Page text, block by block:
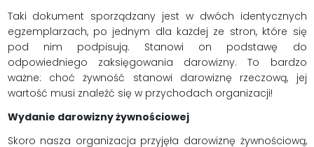
Taki dokument sporządzany jest w dwóch identycznych
egzemplarzach, po jednym dla każdej ze stron, które się
pod nim podpisują. Stanowi on podstawę do
odpowiedniego zaksięgowania darowizny. To bardzo
ważne: choć żywność stanowi darowiznę rzeczową, jej
wartość musi znaleźć się w przychodach organizacji!
Wydanie darowizny żywnościowej
Skoro nasza organizacja przyjęła darowiznę żywnościową,